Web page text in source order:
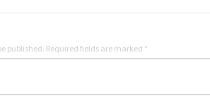
published. Required fields are marked *